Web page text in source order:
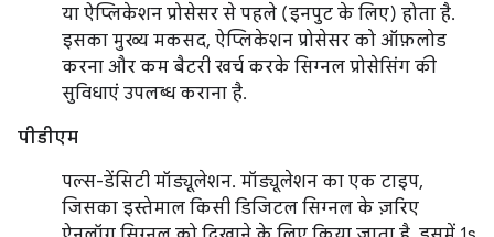
या ऐप्लिकेशन प्रोसेसर से पहले (इनपुट के लिए) होता है.
इसका मुख्य मकसद, ऐप्लिकेशन प्रोसेसर को ऑफ़लोड
करना और कम बैटरी खर्च करके सिग्नल प्रोसेसिंग की
सुविधाएं उपलब्ध कराना है.
पीडीएम
पल्स-डेंसिटी मॉड्यूलेशन. मॉड्यूलेशन का एक टाइप,
जिसका इस्तेमाल किसी डिजिटल सिग्नल के ज़रिए